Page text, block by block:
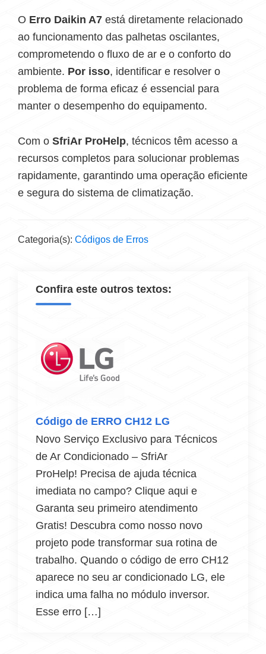
O Erro Daikin A7 está diretamente relacionado
ao funcionamento das palhetas oscilantes,
comprometendo o fluxo de ar e o conforto do
ambiente. Por isso, identificar e resolver o
problema de forma eficaz é essencial para
manter o desempenho do equipamento.
Com o SfriAr ProHelp, técnicos têm acesso a
recursos completos para solucionar problemas
rapidamente, garantindo uma operação eficiente
e segura do sistema de climatização.
Categoria(s): Códigos de Erros
Confira este outros textos:
Código de ERRO CH12 LG
Novo Serviço Exclusivo para Técnicos
de Ar Condicionado – SfriAr
ProHelp! Precisa de ajuda técnica
imediata no campo? Clique aqui e
Garanta seu primeiro atendimento
Gratis! Descubra como nosso novo
projeto pode transformar sua rotina de
trabalho. Quando o código de erro CH12
aparece no seu ar condicionado LG, ele
indica uma falha no módulo inversor.
Esse erro […]